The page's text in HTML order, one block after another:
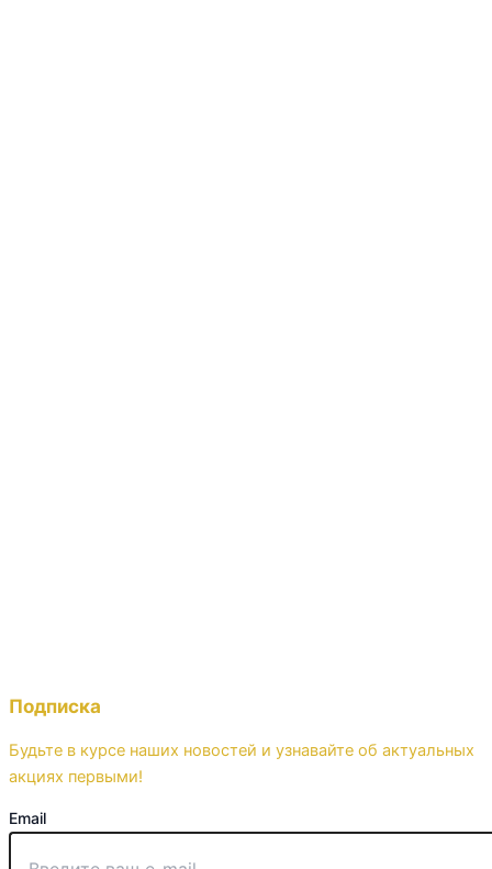
Подписка
Будьте в курсе наших новостей и узнавайте об актуальных
акциях первыми!
Email